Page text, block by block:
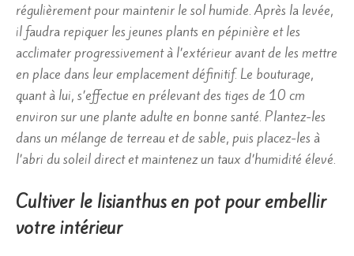
régulièrement pour maintenir le sol humide. Après la levée,
il faudra repiquer les jeunes plants en pépinière et les
acclimater progressivement à l’extérieur avant de les mettre
en place dans leur emplacement définitif. Le bouturage,
quant à lui, s’effectue en prélevant des tiges de 10 cm
environ sur une plante adulte en bonne santé. Plantez-les
dans un mélange de terreau et de sable, puis placez-les à
l’abri du soleil direct et maintenez un taux d’humidité élevé.
Cultiver le lisianthus en pot pour embellir
votre intérieur